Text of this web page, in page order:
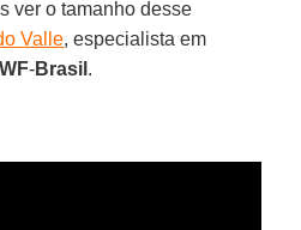
ver o tamanho desse
Valle, especialista em
-Brasil .